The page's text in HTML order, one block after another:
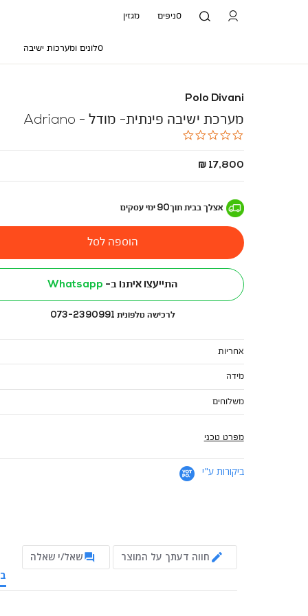
סניפים מגזין
סלונים ומערכות ישיבה
Polo Divani
מערכת ישיבה פינתית- מודל - Adriano
17,800 ₪
אצלך בבית תוך90 ימי עסקים
הוספה לסל
התייעצו איתנו ב- Whatsapp
לרכישה טלפונית 073-2390991
אחריות
מידה
משלוחים
מפרט טכני
ביקורות ע"י
חווה דעתך על המוצר
שאל/י שאלה